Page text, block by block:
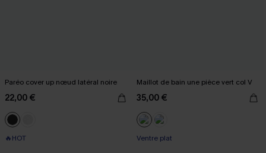
Paréo cover up nœud latéral noire
22,00 €
🔥HOT
Maillot de bain une pièce vert col V
35,00 €
Ventre plat